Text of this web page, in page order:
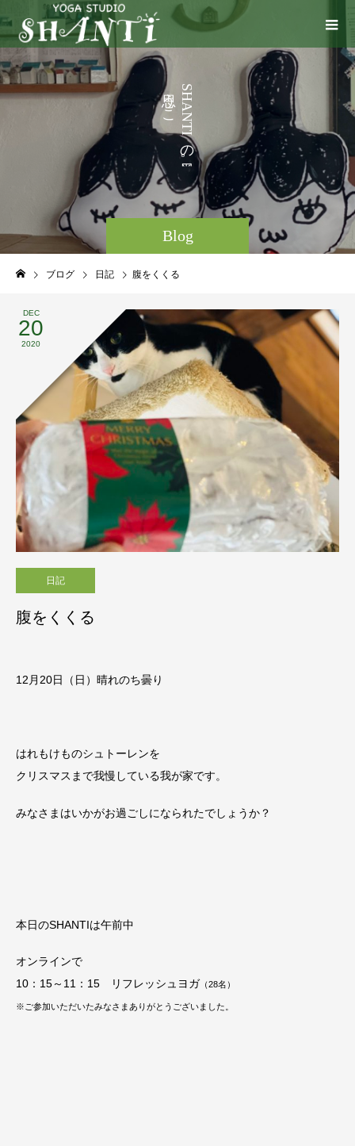
Blog
S
H
A
N
T
I
の
。
う
こ
と
な
ブログ 日記 腹をくくる
DEC
20
2020
日記
腹をくくる
12月20日（日）晴れのち曇り
はれもけものシュトーレンを
クリスマスまで我慢している我が家です。
みなさまはいかがお過ごしになられたでしょうか？
本日のSHANTIは午前中
オンラインで
10：15～11：15 リフレッシュヨガ （28名）
※ご参加いただいたみなさまありがとうございました。